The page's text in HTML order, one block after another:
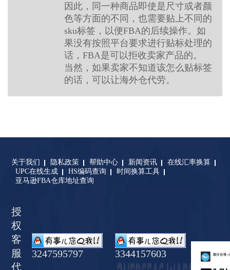
因此，同一种商品即使是尺寸或者颜
色等方面的不同，也需要贴上不同的
sku标签，以便FBA的后续操作。如
果没有按照平台要求进行贴标处理的
话，FBA是可以拒收卖家产品的。
当然，如果卖家不知道该怎么贴标签
的话，可以让海外仓代劳。
关于我们 隐私政策 帮助中心 新闻资讯
在线汇率换算
UPC在线生成
HS编码查询
时间换算工具
亚马逊FBA仓库地址查询
授
权
客
服
代
3247595797 3344157603